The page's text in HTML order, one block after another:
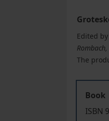
Edited by
The
Book
ISBN